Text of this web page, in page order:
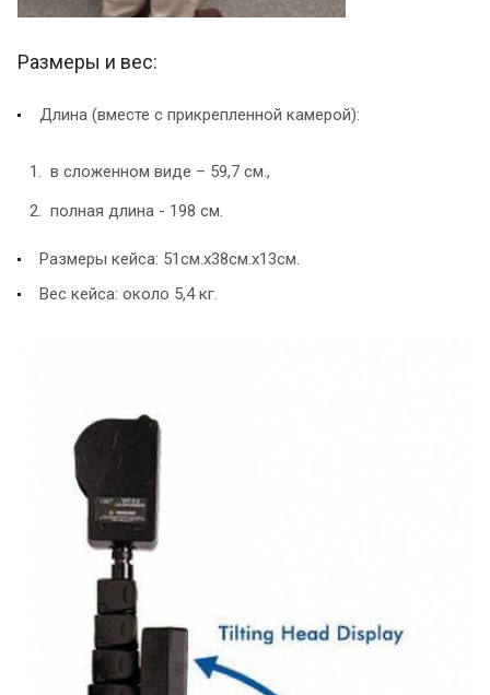
Размеры и вес:
Длина (вместе с прикрепленной камерой):
в сложенном виде – 59,7 см.,
полная длина - 198 см.
Размеры кейса: 51см.x38см.x13см.
Вес кейса: около 5,4 кг.